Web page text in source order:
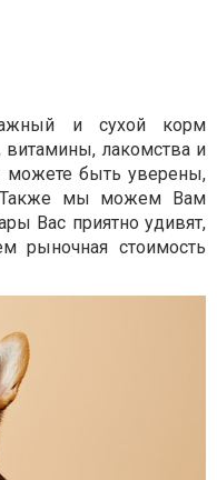
и сухой корм
витамины, лакомства и
можете быть уверены,
Также мы можем Вам
Вас приятно удивят,
рыночная стоимость